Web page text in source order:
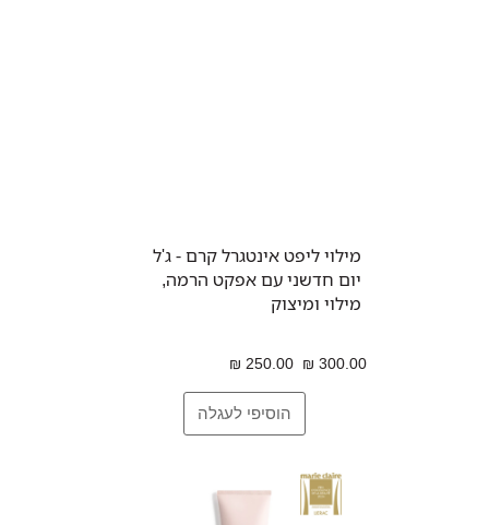
מילוי ליפט אינטגרל קרם - ג'ל
יום חדשני עם אפקט הרמה,
מילוי ומיצוק
300.00 ₪
250.00 ₪